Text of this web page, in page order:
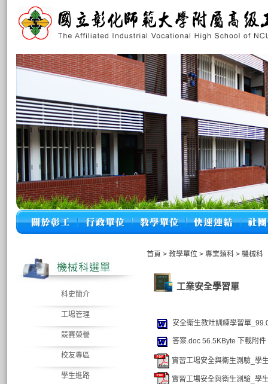
科史簡介
工場管理
競賽榮譽
校友專區
學生進路
首頁 > 教學單位 > 專業類科 > 機械科
工業安全學習單
安全衛生教灶訓練學習單
答案.doc 56.5KByte 下載附件
實習工場安全與衛生測驗_學
實習工場安全與衛生測驗_學